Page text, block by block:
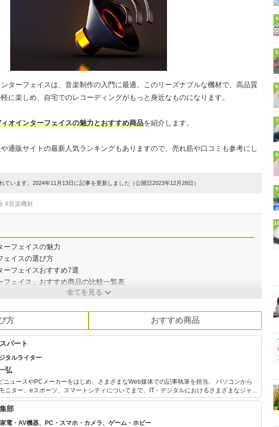
ターフェイスは、音楽制作の入門に最適。このリーズナブルな機材で、高品質
に楽しめ、自宅でのレコーディングがもっと身近なものになります。
オインターフェイスの魅力とおすすめ商品を紹介します。
通販サイトの最新人気ランキングもありますので、売れ筋や口コミも参考にし
ています。2024年11月13日に記事を更新しました（公開日2023年12月28日）
#音楽機材
ーフェイスの魅力
ェイスの選び方
ーフェイスおすすめ7選
フェイス」おすすめ商品の比較一覧表
全てを見る
方 おすすめ商品
パート
タルライター
弘
ニュースやPCメーカーをはじめ、さまざまなWeb媒体での記事執筆を担当。 パソコンから
ニター、eスポーツ、スマートシティについてまで、IT・デジタルにおけるさまざまなジャン
系の執筆実績がある反面、休日はもっぱらアウトドア派。趣
やサバゲー、さらにはDIYで山の開拓も行っている。
部
電・AV機器、PC・スマホ・カメラ、ゲーム・ホビー
4
5
6
7
8
9